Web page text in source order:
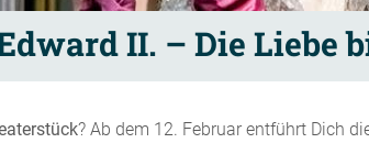
II. – Die Liebe
? Ab dem 12. Februar entführt Dich